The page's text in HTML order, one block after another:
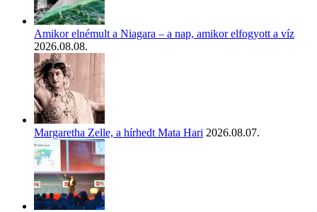
Amikor elnémult a Niagara – a nap, amikor elfogyott a víz
2026.08.08.
Margaretha Zelle, a hírhedt Mata Hari 2026.08.07.